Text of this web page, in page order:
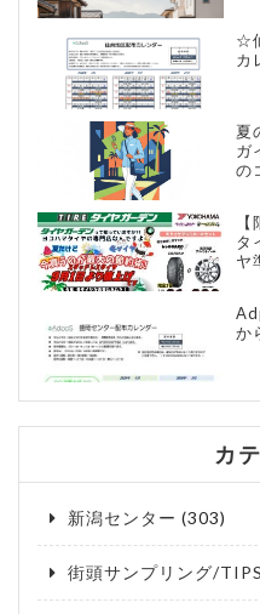
☆
カ
夏
ガ
の
タ
ヤ
か
カ
新潟センター (303)
街頭サンプリング/TIPS